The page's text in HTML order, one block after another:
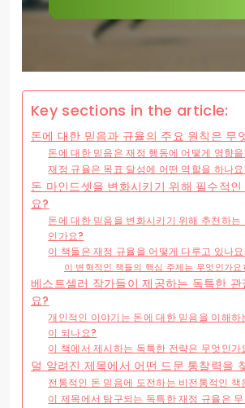
Key sections in the article:
돈에 대한 믿음과 규율의 주요 원칙은 무
돈에 대한 믿음은 재정 행동에 어떻게 영향
재정 규율은 목표 달성에 어떤 역할을 하나
돈 마인드셋을 변화시키기 위해 필수적
요?
돈에 대한 믿음을 변화시키기 위해 추천하는
인가요?
이 책들은 재정 규율을 어떻게 다루고 있나
이 변혁적인 책들의 핵심 주제는 무엇인가요
베스트셀러 작가들이 제공하는 독특한
요?
개인적인 이야기는 돈에 대한 믿음을 이해하
이 되나요?
이 책에서 제시하는 독특한 전략은 무엇인가
덜 알려진 제목에서 어떤 드문 통찰력을
전통적인 돈 믿음에 도전하는 비전통적인 책
이 제목에서 탐구되는 독특한 재정 규율은